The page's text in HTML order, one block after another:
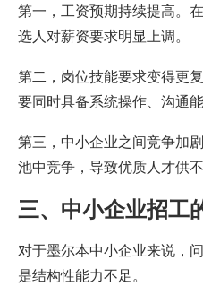
第一，工资预期持续提高。
选人对薪资要求明显上调。
第二，岗位技能要求变得更
要同时具备系统操作、沟通
第三，中小企业之间竞争加
池中竞争，导致优质人才供不
三、中小企业招工
对于墨尔本中小企业来说，
是结构性能力不足。